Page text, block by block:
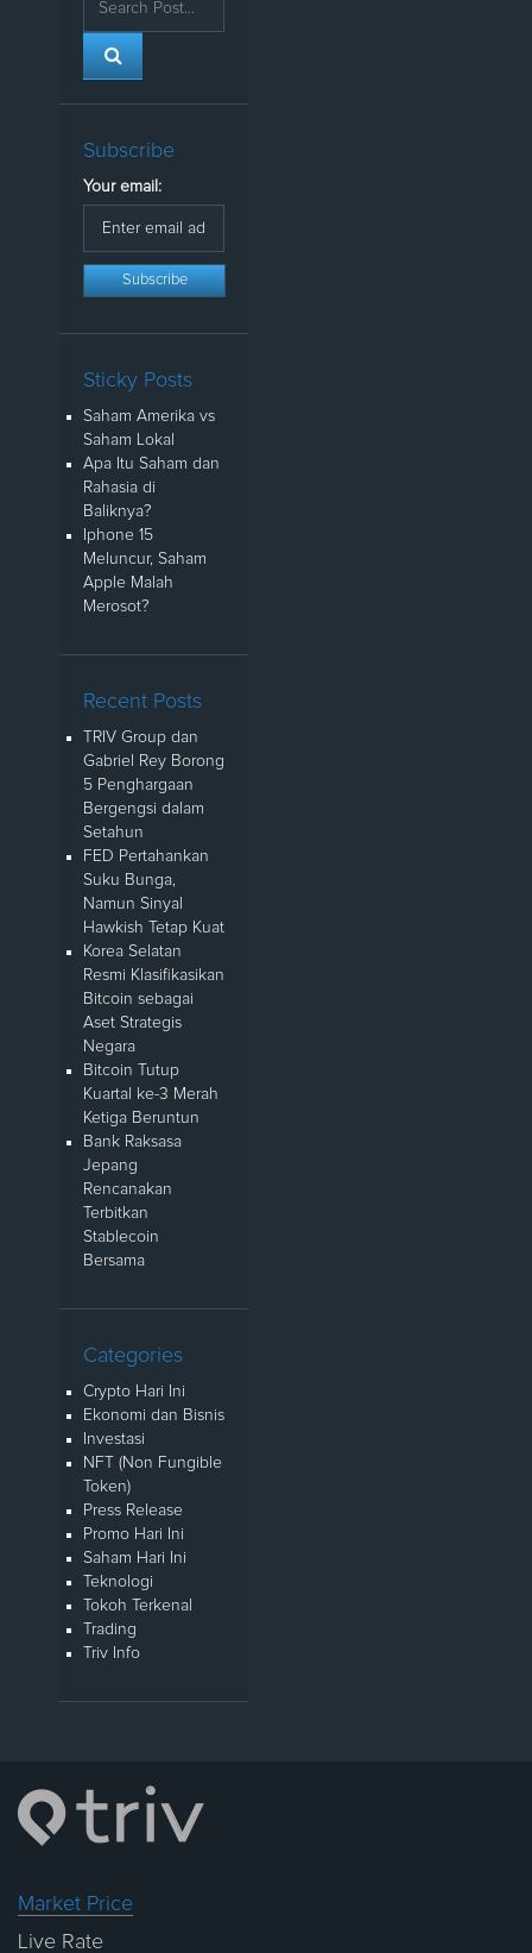
Subscribe
Your email:
Sticky Posts
Saham Amerika vs
Saham Lokal
Apa Itu Saham dan
Rahasia di
Baliknya?
Iphone 15
Meluncur, Saham
Apple Malah
Merosot?
Recent Posts
TRIV Group dan
Gabriel Rey Borong
5 Penghargaan
Bergengsi dalam
Setahun
FED Pertahankan
Suku Bunga,
Namun Sinyal
Hawkish Tetap Kuat
Korea Selatan
Resmi Klasifikasikan
Bitcoin sebagai
Aset Strategis
Negara
Bitcoin Tutup
Kuartal ke-3 Merah
Ketiga Beruntun
Bank Raksasa
Jepang
Rencanakan
Terbitkan
Stablecoin
Bersama
Categories
Crypto Hari Ini
Ekonomi dan Bisnis
Investasi
NFT (Non Fungible
Token)
Press Release
Promo Hari Ini
Saham Hari Ini
Teknologi
Tokoh Terkenal
Trading
Triv Info
Market Price
Live Rate